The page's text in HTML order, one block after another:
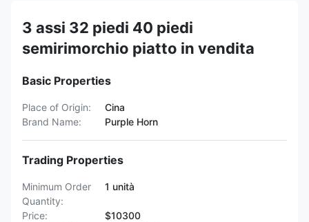
3 assi 32 piedi 40 piedi
semirimorchio piatto in vendita
Basic Properties
Place of Origin:
Cina
Brand Name:
Purple Horn
Trading Properties
Minimum Order
Quantity:
1 unità
Price:
$10300